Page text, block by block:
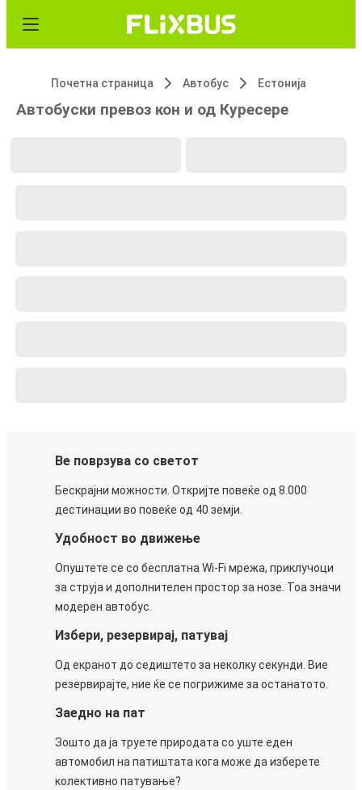
Почетна страница Автобус Естонија
Автобуски превоз кон и од Куресере
Ве поврзува со светот
Бескрајни можности. Откријте повеќе од 8.000
дестинации во повеќе од 40 земји.
Удобност во движење
Опуштете се со бесплатна Wi-Fi мрежа, приклучоци
за струја и дополнителен простор за нозе. Тоа значи
модерен автобус.
Избери, резервирај, патувај
Од екранот до седиштето за неколку секунди. Вие
резервирајте, ние ќе се погрижиме за останатото.
Заедно на пат
Зошто да ја труете природата со уште еден
автомобил на патиштата кога може да изберете
колективно патување?